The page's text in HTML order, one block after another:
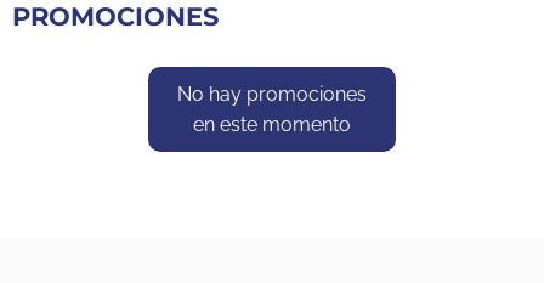
PROMOCIONES
No hay promociones
en este momento